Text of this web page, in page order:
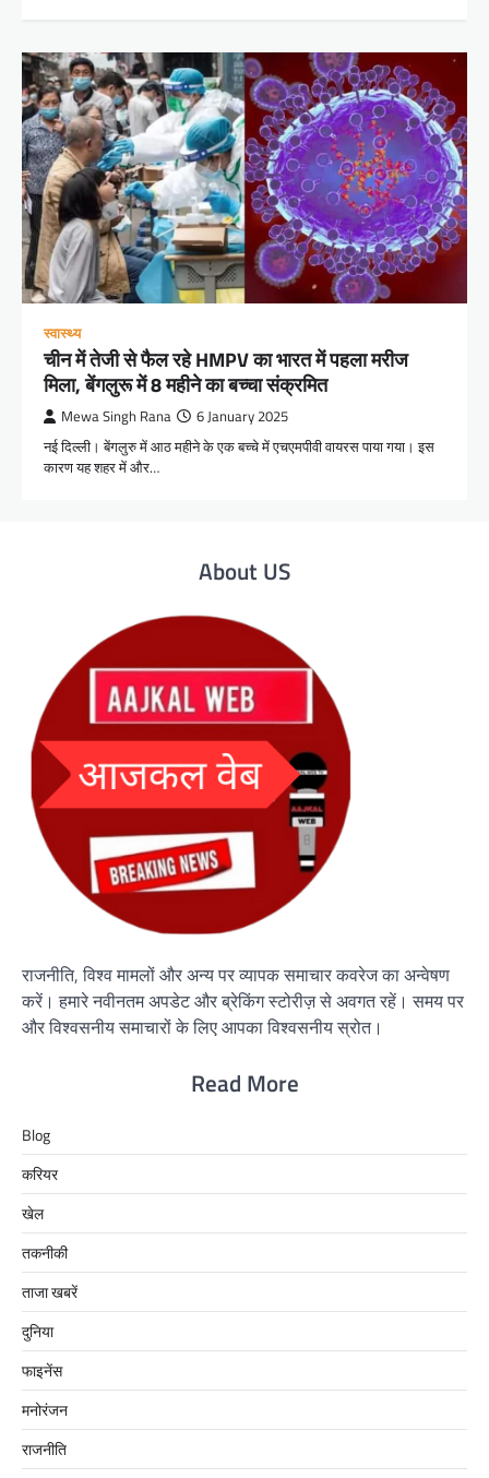
स्वास्थ्य
चीन में तेजी से फैल रहे HMPV का भारत में पहला मरीज
मिला, बेंगलुरू में 8 महीने का बच्चा संक्रमित
Mewa Singh Rana 6 January 2025
नई दिल्ली। बेंगलुरु में आठ महीने के एक बच्चे में एचएमपीवी वायरस पाया गया। इस
कारण यह शहर में और…
About US
राजनीति, विश्व मामलों और अन्य पर व्यापक समाचार कवरेज का अन्वेषण
करें। हमारे नवीनतम अपडेट और ब्रेकिंग स्टोरीज़ से अवगत रहें। समय पर
और विश्वसनीय समाचारों के लिए आपका विश्वसनीय स्रोत।
Read More
Blog
करियर
खेल
तकनीकी
ताजा खबरें
दुनिया
फाइनेंस
मनोरंजन
राजनीति